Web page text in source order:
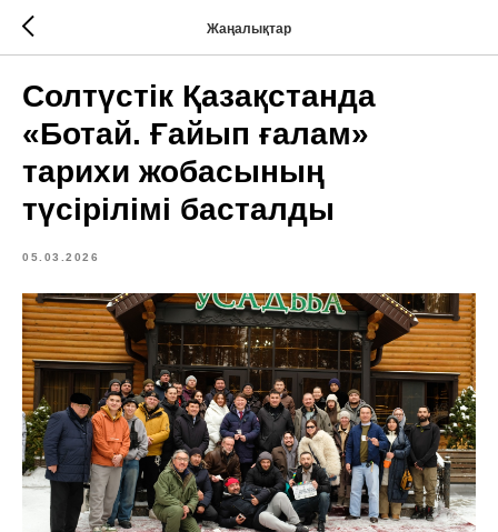
Жаңалықтар
Солтүстік Қазақстанда
«Ботай. Ғайып ғалам»
тарихи жобасының
түсірілімі басталды
05.03.2026